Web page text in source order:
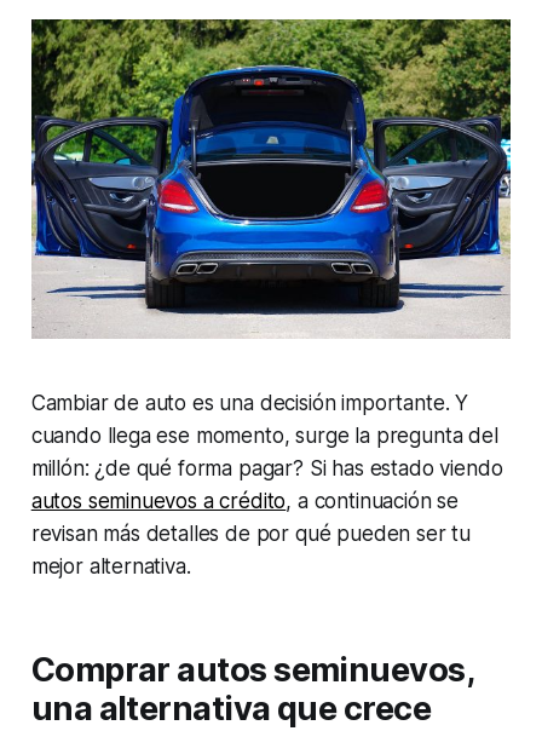
Cambiar de auto es una decisión importante. Y
cuando llega ese momento, surge la pregunta del
millón: ¿de qué forma pagar? Si has estado viendo
autos seminuevos a crédito, a continuación se
revisan más detalles de por qué pueden ser tu
mejor alternativa.
Comprar autos seminuevos,
una alternativa que crece